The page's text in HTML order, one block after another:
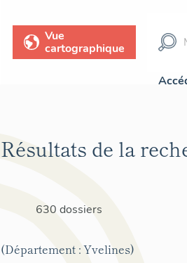
Vue
cartographique
Résultats de la
630 dossiers
(Département : Yvelines)